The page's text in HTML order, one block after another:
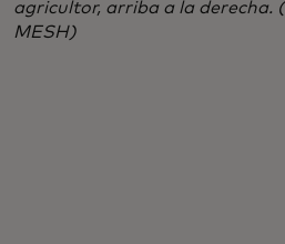
agricultor, arriba a la derecha.
MESH)